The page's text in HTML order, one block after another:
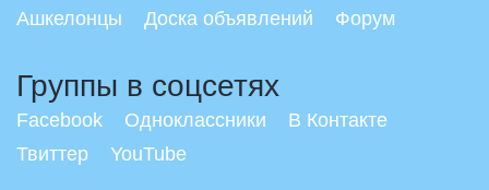
Ашкелонцы
Доска объявлений Форум
Группы в соцсетях
Facebook Одноклассники
В Контакте
Твиттер
YouTube